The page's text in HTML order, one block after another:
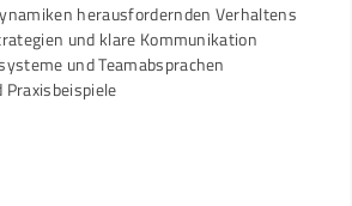
herausfordernden Verhaltens
und klare Kommunikation
und Teamabsprachen